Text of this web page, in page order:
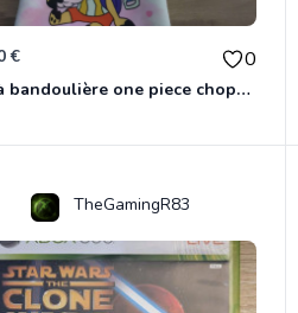
€ 0
sac à bandoulière one piece chopper
TheGamingR83